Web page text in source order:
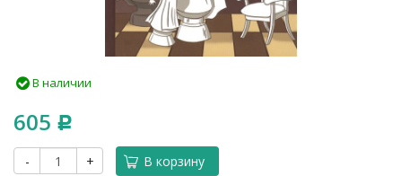
В наличии
605 Р
- + В корзину